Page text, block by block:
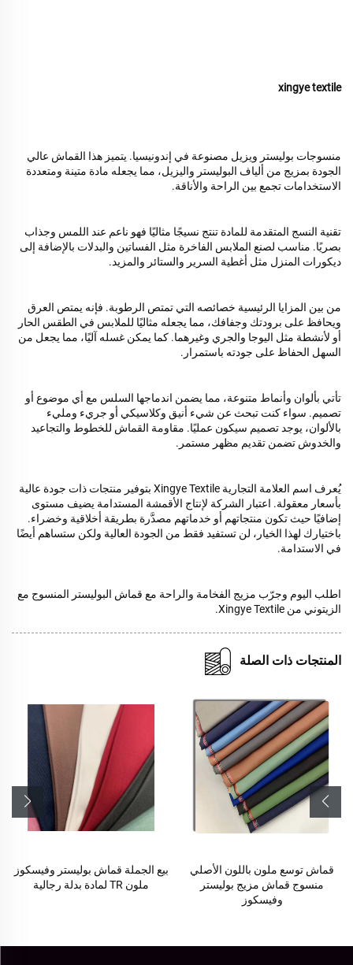
xingye textile
منسوجات بوليستر ويزيل مصنوعة في إندونيسيا. يتميز هذا القماش عالي
الجودة بمزيج من ألياف البوليستر واليزيل، مما يجعله مادة متينة ومتعددة
الاستخدامات تجمع بين الراحة والأناقة.
تقنية النسج المتقدمة للمادة تنتج نسيجًا مثاليًا فهو ناعم عند اللمس وجذاب
بصريًا. مناسب لصنع الملابس الفاخرة مثل الفساتين والبدلات بالإضافة إلى
ديكورات المنزل مثل أغطية السرير والستائر والمزيد.
من بين المزايا الرئيسية خصائصه التي تمتص الرطوبة. فإنه يمتص العرق
ويحافظ على برودتك وجفافك، مما يجعله مثاليًا للملابس في الطقس الحار
أو لأنشطة مثل اليوجا والجري وغيرهما. كما يمكن غسله آليًا، مما يجعل من
السهل الحفاظ على جودته باستمرار.
تأتي بألوان وأنماط متنوعة، مما يضمن اندماجها السلس مع أي موضوع أو
تصميم. سواء كنت تبحث عن شيء أنيق وكلاسيكي أو جريء ومليء
بالألوان، يوجد تصميم سيكون عمليًا. مقاومة القماش للخطوط والتجاعيد
والخدوش تضمن تقديم مظهر مستمر.
يُعرف اسم العلامة التجارية Xingye Textile بتوفير منتجات ذات جودة عالية
بأسعار معقولة. اعتبار الشركة لإنتاج الأقمشة المستدامة يضيف مستوى
إضافيًا حيث تكون منتجاتهم أو خدماتهم مصدَّرة بطريقة أخلاقية وخضراء.
باختيارك لهذا الخيار، لن تستفيد فقط من الجودة العالية ولكن ستساهم أيضًا
في الاستدامة.
اطلب اليوم وجرّب مزيج الفخامة والراحة مع قماش البوليستر المنسوج مع
الزيتوني من Xingye Textile.
المنتجات ذات الصلة
قماش توسع ملون باللون الأصلي
منسوج قماش مزيج بوليستر
وفيسكوز
بيع الجملة قماش بوليستر وفيسكوز
ملون TR لمادة بدلة رجالية